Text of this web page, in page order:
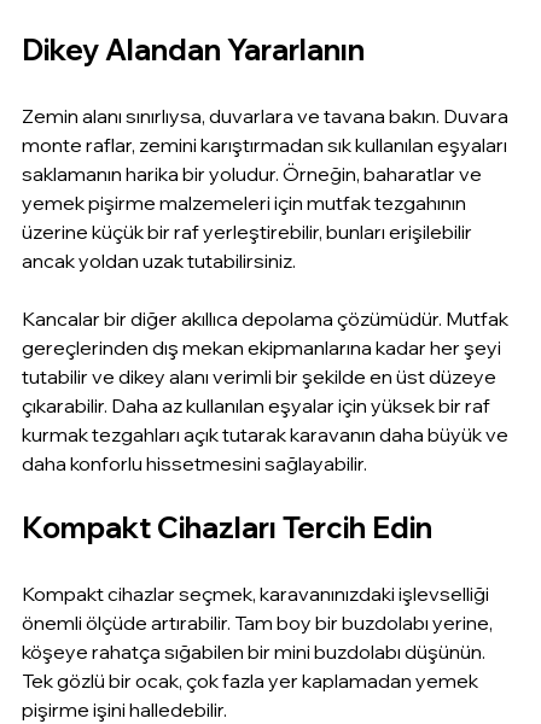
Dikey Alandan Yararlanın
Zemin alanı sınırlıysa, duvarlara ve tavana bakın. Duvara
monte raflar, zemini karıştırmadan sık kullanılan eşyaları
saklamanın harika bir yoludur. Örneğin, baharatlar ve
yemek pişirme malzemeleri için mutfak tezgahının
üzerine küçük bir raf yerleştirebilir, bunları erişilebilir
ancak yoldan uzak tutabilirsiniz.
Kancalar bir diğer akıllıca depolama çözümüdür. Mutfak
gereçlerinden dış mekan ekipmanlarına kadar her şeyi
tutabilir ve dikey alanı verimli bir şekilde en üst düzeye
çıkarabilir. Daha az kullanılan eşyalar için yüksek bir raf
kurmak tezgahları açık tutarak karavanın daha büyük ve
daha konforlu hissetmesini sağlayabilir.
Kompakt Cihazları Tercih Edin
Kompakt cihazlar seçmek, karavanınızdaki işlevselliği
önemli ölçüde artırabilir. Tam boy bir buzdolabı yerine,
köşeye rahatça sığabilen bir mini buzdolabı düşünün.
Tek gözlü bir ocak, çok fazla yer kaplamadan yemek
pişirme işini halledebilir.